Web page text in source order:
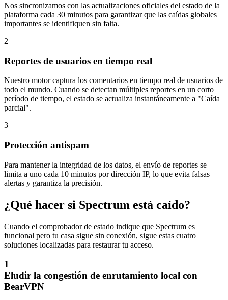
Nos sincronizamos con las actualizaciones oficiales del estado de la
plataforma cada 30 minutos para garantizar que las caídas globales
importantes se identifiquen sin falta.
2
Reportes de usuarios en tiempo real
Nuestro motor captura los comentarios en tiempo real de usuarios de
todo el mundo. Cuando se detectan múltiples reportes en un corto
período de tiempo, el estado se actualiza instantáneamente a "Caída
parcial".
3
Protección antispam
Para mantener la integridad de los datos, el envío de reportes se
limita a uno cada 10 minutos por dirección IP, lo que evita falsas
alertas y garantiza la precisión.
¿Qué hacer si Spectrum está caído?
Cuando el comprobador de estado indique que Spectrum es
funcional pero tu casa sigue sin conexión, sigue estas cuatro
soluciones localizadas para restaurar tu acceso.
1
Eludir la congestión de enrutamiento local con
BearVPN